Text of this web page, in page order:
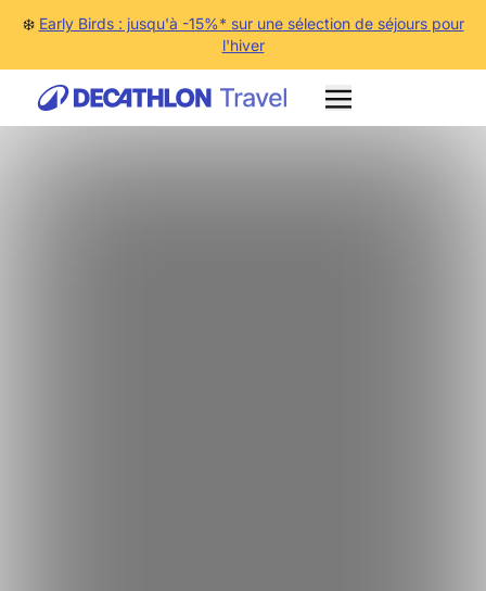
❄️ Early Birds : jusqu'à -15%* sur une sélection de séjours pour
l'hiver